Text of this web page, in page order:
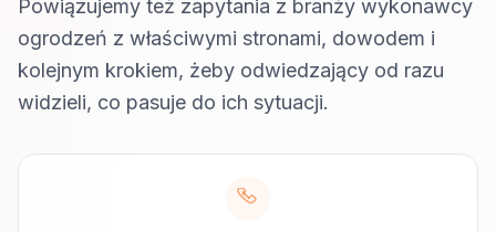
Powiązujemy też zapytania z branży wykonawcy
ogrodzeń z właściwymi stronami, dowodem i
kolejnym krokiem, żeby odwiedzający od razu
widzieli, co pasuje do ich sytuacji.